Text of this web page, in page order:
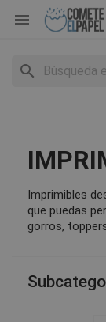

search
Imprimibles
que puedas
gorros,